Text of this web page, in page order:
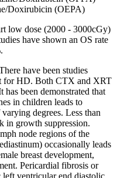
Doxirubicin (OEPA)
low dose (2000 - 3000cGy)
have shown an OS rate
have been studies
for HD. Both CTX and XRT
been demonstrated that
in children leads to
degrees. Less than
in growth suppression.
node regions of the
occasionally leads
breast development,
Pericardial fibrosis or